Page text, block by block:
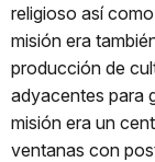
religioso así
misión era
producción de
adyacentes para
misión era un
ventanas con